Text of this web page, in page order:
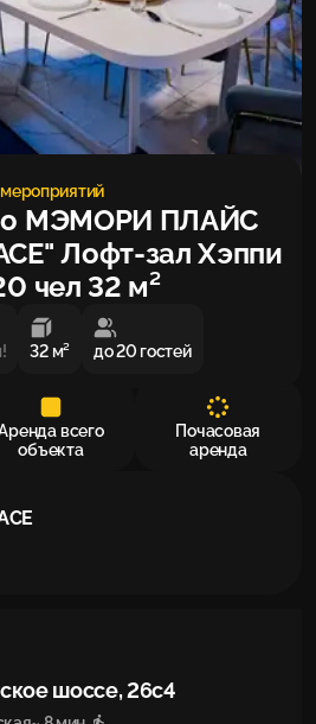
Все фото
МЭМОРИ ПЛАЙС
Лофт-зал Хэппи
чел 32 м²
32 м² до 20 гостей
всего
объекта
Почасовая
аренда
шоссе, 26с4